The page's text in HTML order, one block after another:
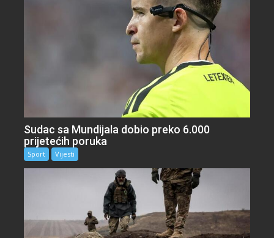
Sudac sa Mundijala dobio preko 6.000
prijetećih poruka
Sport Vijesti